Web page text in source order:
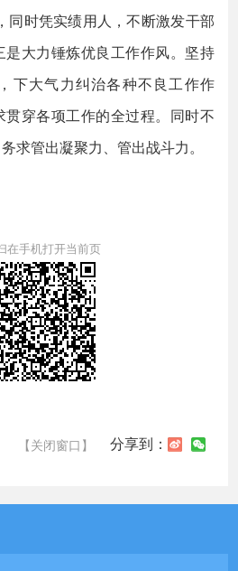
同时凭实绩用人，不断激发干部
大力锤炼优良工作作风。坚持
下大气力纠治各种不良工作作
贯穿各项工作的全过程。同时不
求管出凝聚力、管出战斗力。
在手机打开当前页
【关闭窗口】 分享到：